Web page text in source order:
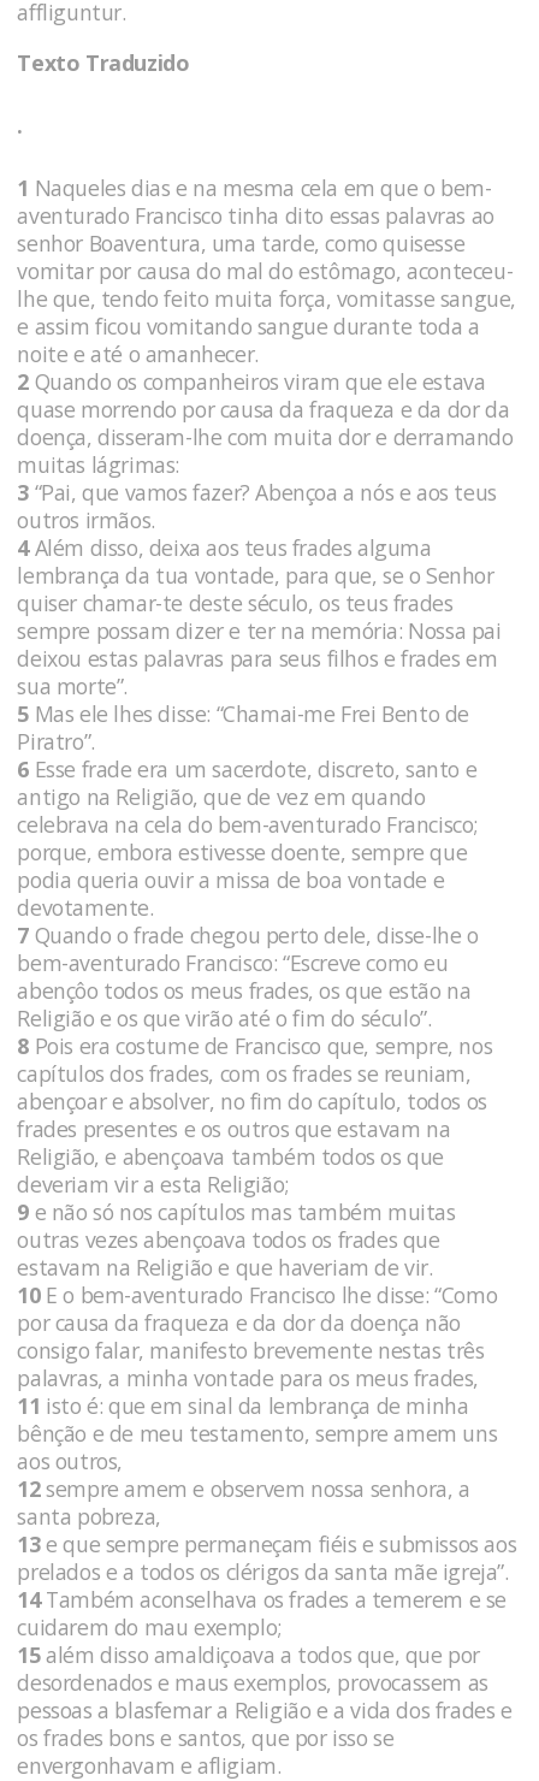
affliguntur.
Texto Traduzido
.
1 Naqueles dias e na mesma cela em que o bem-
aventurado Francisco tinha dito essas palavras ao
senhor Boaventura, uma tarde, como quisesse
vomitar por causa do mal do estômago, aconteceu-
lhe que, tendo feito muita força, vomitasse sangue,
e assim ficou vomitando sangue durante toda a
noite e até o amanhecer.
2 Quando os companheiros viram que ele estava
quase morrendo por causa da fraqueza e da dor da
doença, disseram-lhe com muita dor e derramando
muitas lágrimas:
3 “Pai, que vamos fazer? Abençoa a nós e aos teus
outros irmãos.
4Além disso, deixa aos teus frades alguma
lembrança da tua vontade, para que, se o Senhor
quiser chamar-te deste século, os teus frades
sempre possam dizer e ter na memória: Nossa pai
deixou estas palavras para seus filhos e frades em
sua morte”.
5 Mas ele lhes disse: “Chamai-me Frei Bento de
Piratro”.
6 Esse frade era um sacerdote, discreto, santo e
antigo na Religião, que de vez em quando
celebrava na cela do bem-aventurado Francisco;
porque, embora estivesse doente, sempre que
podia queria ouvir a missa de boa vontade e
devotamente.
7 Quando o frade chegou perto dele, disse-lhe o
bem-aventurado Francisco: “Escreve como eu
abençôo todos os meus frades, os que estão na
Religião e os que virão até o fim do século”.
8 Pois era costume de Francisco que, sempre, nos
capítulos dos frades, com os frades se reuniam,
abençoar e absolver, no fim do capítulo, todos os
frades presentes e os outros que estavam na
Religião, e abençoava também todos os que
deveriam vir a esta Religião;
9 e não só nos capítulos mas também muitas
outras vezes abençoava todos os frades que
estavam na Religião e que haveriam de vir.
10E o bem-aventurado Francisco lhe disse: “Como
por causa da fraqueza e da dor da doença não
consigo falar, manifesto brevemente nestas três
palavras, a minha vontade para os meus frades,
11 isto é: que em sinal da lembrança de minha
bênção e de meu testamento, sempre amem uns
aos outros,
12sempre amem e observem nossa senhora, a
santa pobreza,
13e que sempre permaneçam fiéis e submissos aos
prelados e a todos os clérigos da santa mãe igreja”.
14Também aconselhava os frades a temerem e se
cuidarem do mau exemplo;
15além disso amaldiçoava a todos que, que por
desordenados e maus exemplos, provocassem as
pessoas a blasfemar a Religião e a vida dos frades e
os frades bons e santos, que por isso se
envergonhavam e afligiam.